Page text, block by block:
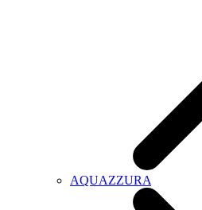
AQUAZZURA